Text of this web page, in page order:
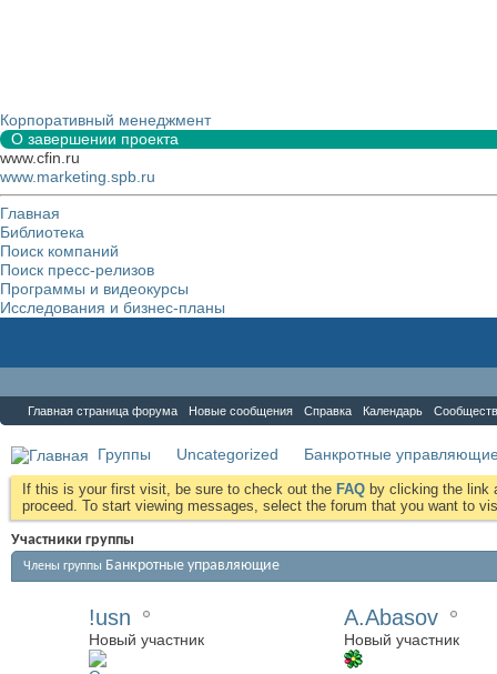
Корпоративный менеджмент
О завершении проекта
www.cfin.ru
www.marketing.spb.ru
Главная
Библиотека
Поиск компаний
Поиск пресс-релизов
Программы и видеокурсы
Исследования и бизнес-планы
Главная страница форума Новые сообщения Справка Календарь
Группы Uncategorized Банкротные
If this is your first visit, be sure to check out the FAQ by clicking the link
proceed. To start viewing messages, select the forum that you want to
Участники группы
Члены группы Банкротные управляющие
!usn
Новый участник
A.Abasov
Новый участник